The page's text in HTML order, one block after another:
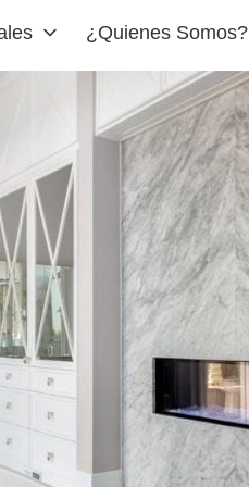
¿Quienes Somos?